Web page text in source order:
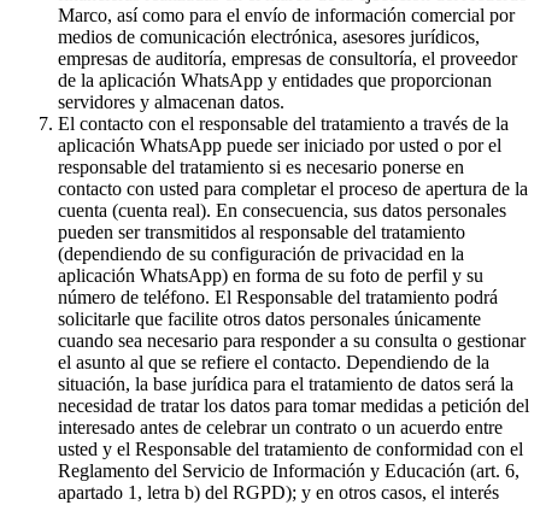
Marco, así como para el envío de información comercial por
medios de comunicación electrónica, asesores jurídicos,
empresas de auditoría, empresas de consultoría, el proveedor
de la aplicación WhatsApp y entidades que proporcionan
servidores y almacenan datos.
El contacto con el responsable del tratamiento a través de la
aplicación WhatsApp puede ser iniciado por usted o por el
responsable del tratamiento si es necesario ponerse en
contacto con usted para completar el proceso de apertura de la
cuenta (cuenta real). En consecuencia, sus datos personales
pueden ser transmitidos al responsable del tratamiento
(dependiendo de su configuración de privacidad en la
aplicación WhatsApp) en forma de su foto de perfil y su
número de teléfono. El Responsable del tratamiento podrá
solicitarle que facilite otros datos personales únicamente
cuando sea necesario para responder a su consulta o gestionar
el asunto al que se refiere el contacto. Dependiendo de la
situación, la base jurídica para el tratamiento de datos será la
necesidad de tratar los datos para tomar medidas a petición del
interesado antes de celebrar un contrato o un acuerdo entre
usted y el Responsable del tratamiento de conformidad con el
Reglamento del Servicio de Información y Educación (art. 6,
apartado 1, letra b) del RGPD); y en otros casos, el interés